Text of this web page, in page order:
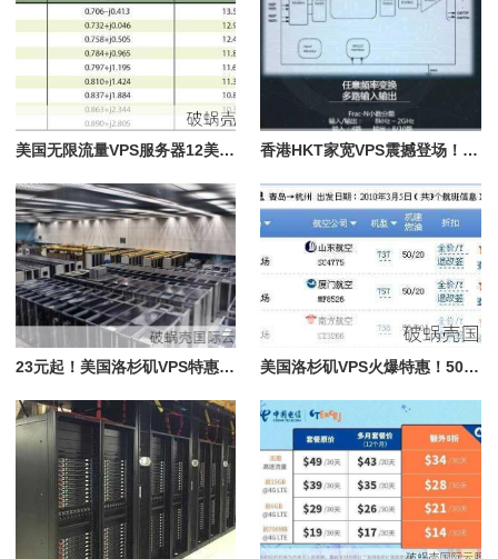
美国无限流量VPS服务器12美元/年，绝对超值 香港HKT家宽VPS震撼登场！1Gbps大带宽任意跑，月付130美元
23元起！美国洛杉矶VPS特惠来袭，性能有保障，IP支持观看** 美国洛杉矶VPS火爆特惠！500Mbps带宽、500G流量仅需19.80美元/月